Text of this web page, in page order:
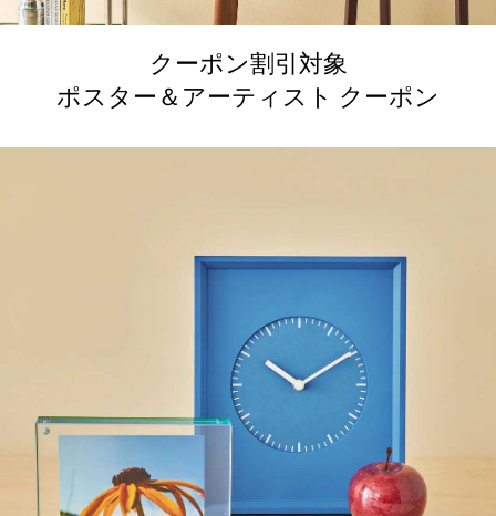
クーポン割引対象
ポスター＆アーティスト クーポン